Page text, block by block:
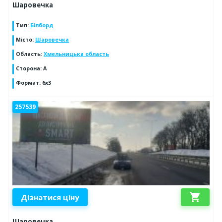
Шаровечка
Тип: Білборд
Місто: Шаровечка
Область: Хмельницька область
Сторона: A
Формат: 6х3
257539
Дізнатися ціну shopping_cart